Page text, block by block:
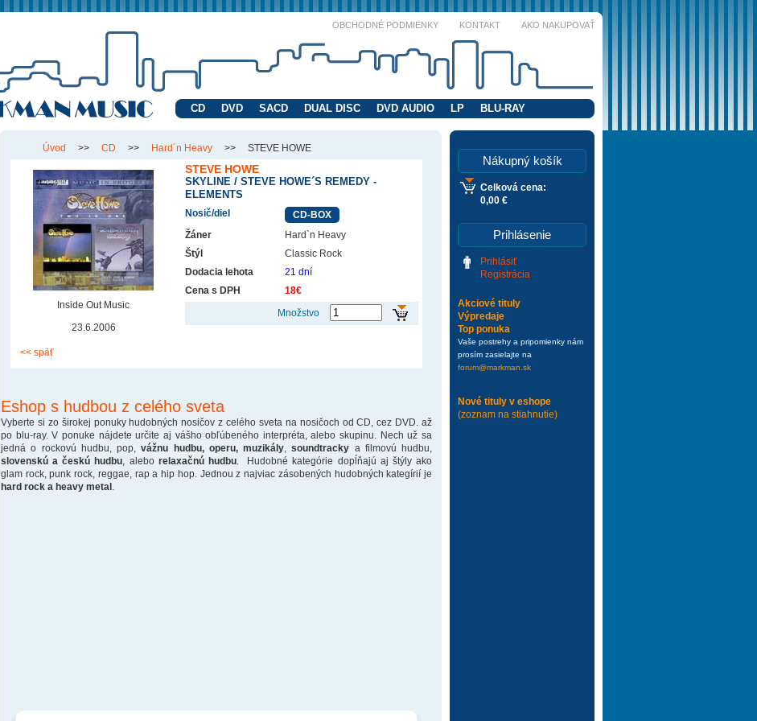
OBCHODNÉ PODMIENKY KONTAKT AKO NAKUPOVAŤ
CD DVD SACD DUAL DISC DVD AUDIO LP BLU-RAY
Úvod >> CD >> Hard´n Heavy >> STEVE HOWE
Inside Out Music
23.6.2006
STEVE HOWE
SKYLINE / STEVE HOWE´S REMEDY -
ELEMENTS
Nosič/diel
CD-BOX
Žáner
Hard`n Heavy
Štýl
Classic Rock
Dodacia lehota
21 dní
Cena s DPH
18€
Množstvo
<< späť
Eshop s hudbou z celého sveta
Vyberte si zo širokej ponuky hudobných nosičov z celého sveta na nosičoch od CD, cez DVD. až
po blu-ray. V ponuke nájdete určite aj vášho obľúbeného interpréta, alebo skupinu. Nech už sa
jedná o rockovú hudbu, pop,vážnu hudbu, operu, muzikály ,soundtracky a filmovú hudbu,
slovenskú a českú hudbu , alebo relaxačnú hudbu. Hudobné kategórie dopĺňajú aj štýly ako
glam rock, punk rock, reggae, rap a hip hop. Jednou z najviac zásobených hudobných kategírií je
hard rock a heavy metal
Nákupný košík
Celková cena:
0,00 €
Prihlásenie
Prihlásiť
Registrácia
Akciové tituly
Výpredaje
Top ponuka
Vaše postrehy a pripomienky nám
prosím zasielajte na
forum@markman.sk
Nové tituly v eshope
(zoznam na stiahnutie)